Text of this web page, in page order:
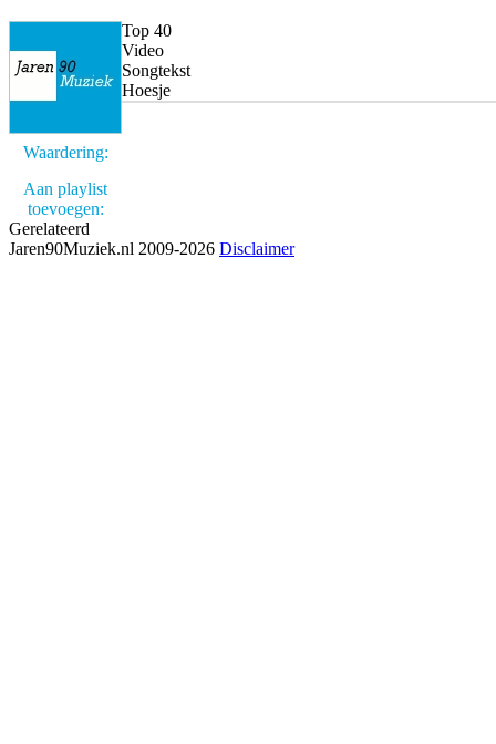
Waardering:
Aan playlist
toevoegen:
Top 40
Video
Songtekst
Hoesje
Gerelateerd
Jaren90Muziek.nl 2009-2026 Disclaimer